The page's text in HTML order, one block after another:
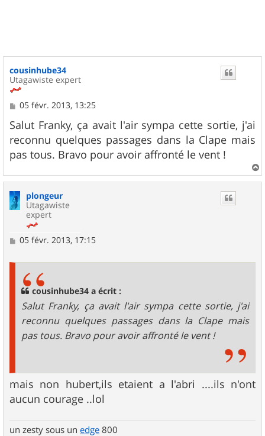
cousinhube34
Utagawiste expert
M
s
s
a
g
e
05 févr. 2013, 13:25
Salut Franky, ça avait l'air sympa cette sortie, j'ai
reconnu quelques passages dans la Clape mais
pas tous. Bravo pour avoir affronté le vent !
a
plongeur
Utagawiste
expert
M
05 févr. 2013, 17:15
cousinhube34 a écrit :
Salut Franky, ça avait l'air sympa cette sortie, j'ai
reconnu quelques passages dans la Clape mais
pas tous. Bravo pour avoir affronté le vent !
mais non hubert,ils etaient a l'abri ....ils n'ont
aucun courage ..lol
un zesty sous un edge 800